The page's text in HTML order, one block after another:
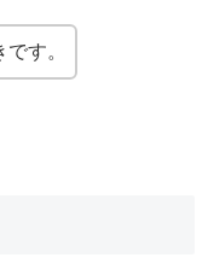
す。